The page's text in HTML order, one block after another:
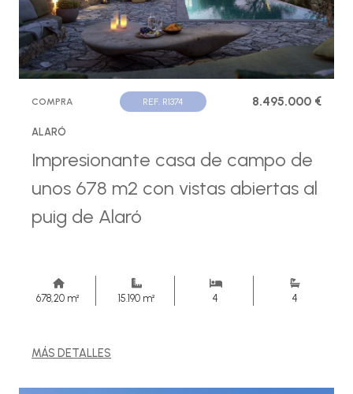
COMPRA REF. R1374 8.495.000 €
ALARÓ
Impresionante casa de campo de
unos 678 m2 con vistas abiertas al
puig de Alaró
678,20 m² 15.190 m² 4 4
MÁS DETALLES